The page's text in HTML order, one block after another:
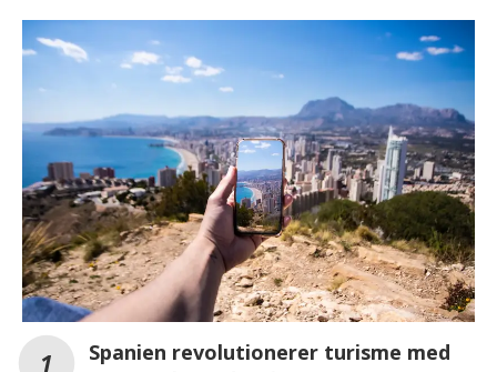
Spanien revolutionerer turisme med